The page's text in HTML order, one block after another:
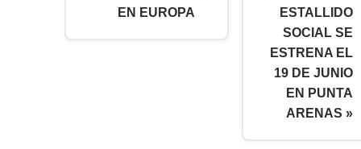
EN EUROPA
ESTALLIDO
SOCIAL SE
ESTRENA EL
19 DE JUNIO
EN PUNTA
ARENAS »